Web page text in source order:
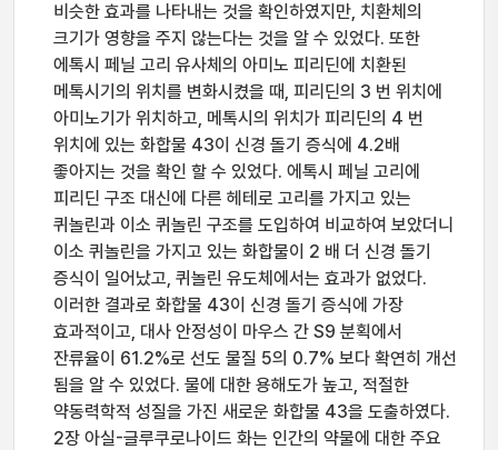
비슷한 효과를 나타내는 것을 확인하였지만, 치환체의
크기가 영향을 주지 않는다는 것을 알 수 있었다. 또한
에톡시 페닐 고리 유사체의 아미노 피리딘에 치환된
메톡시기의 위치를 변화시켰을 때, 피리딘의 3 번 위치에
아미노기가 위치하고, 메톡시의 위치가 피리딘의 4 번
위치에 있는 화합물 43이 신경 돌기 증식에 4.2배
좋아지는 것을 확인 할 수 있었다. 에톡시 페닐 고리에
피리딘 구조 대신에 다른 헤테로 고리를 가지고 있는
퀴놀린과 이소 퀴놀린 구조를 도입하여 비교하여 보았더니
이소 퀴놀린을 가지고 있는 화합물이 2 배 더 신경 돌기
증식이 일어났고, 퀴놀린 유도체에서는 효과가 없었다.
이러한 결과로 화합물 43이 신경 돌기 증식에 가장
효과적이고, 대사 안정성이 마우스 간 S9 분획에서
잔류율이 61.2%로 선도 물질 5의 0.7% 보다 확연히 개선
됨을 알 수 있었다. 물에 대한 용해도가 높고, 적절한
약동력학적 성질을 가진 새로운 화합물 43을 도출하였다.
2장 아실-글루쿠로나이드 화는 인간의 약물에 대한 주요